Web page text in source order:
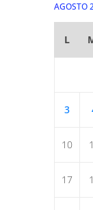
AGOSTO
L
3
10
17